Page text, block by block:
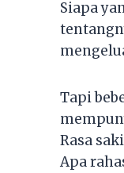
Siapa
Tapi
Rasa
Apa